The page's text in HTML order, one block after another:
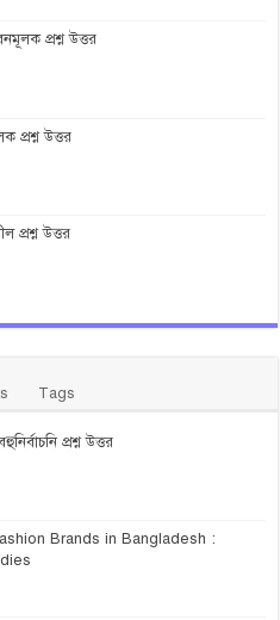
প্রশ্ন উত্তর
প্রশ্ন উত্তর
প্রশ্ন উত্তর
Tags
প্রশ্ন উত্তর
Brands in Bangladesh :